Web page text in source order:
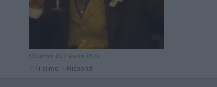
· Ti stimo · Rispondi